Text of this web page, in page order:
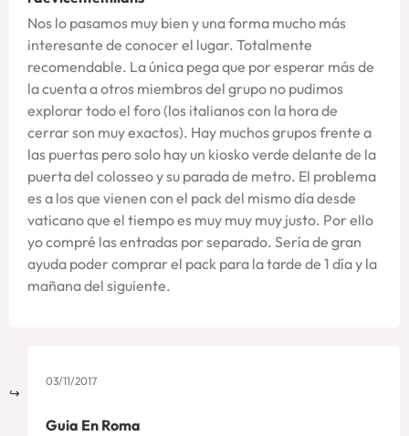
Nos lo pasamos muy bien y una forma mucho más
interesante de conocer el lugar. Totalmente
recomendable. La única pega que por esperar más de
la cuenta a otros miembros del grupo no pudimos
explorar todo el foro (los italianos con la hora de
cerrar son muy exactos). Hay muchos grupos frente a
las puertas pero solo hay un kiosko verde delante de la
puerta del colosseo y su parada de metro. El problema
es a los que vienen con el pack del mismo día desde
vaticano que el tiempo es muy muy muy justo. Por ello
yo compré las entradas por separado. Sería de gran
ayuda poder comprar el pack para la tarde de 1 día y la
mañana del siguiente.
03/11/2017
Guia En Roma